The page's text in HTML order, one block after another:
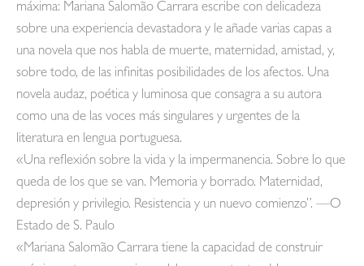
máxima: Mariana Salomão Carrara escribe con delicadeza
sobre una experiencia devastadora y le añade varias capas a
una novela que nos habla de muerte, maternidad, amistad, y,
sobre todo, de las infinitas posibilidades de los afectos. Una
novela audaz, poética y luminosa que consagra a su autora
como una de las voces más singulares y urgentes de la
literatura en lengua portuguesa.
«Una reflexión sobre la vida y la impermanencia. Sobre lo que
queda de los que se van. Memoria y borrado. Maternidad,
depresión y privilegio. Resistencia y un nuevo comienzo”. —O
Estado de S. Paulo
«Mariana Salomão Carrara tiene la capacidad de construir